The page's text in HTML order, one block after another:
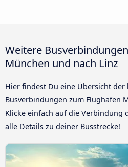
Weitere
München und nach Linz
Hier findest Du eine Übersicht der
Busverbindungen zum Flughafen
Klicke einfach auf die Verbindung
alle Details zu deiner Busstrecke!